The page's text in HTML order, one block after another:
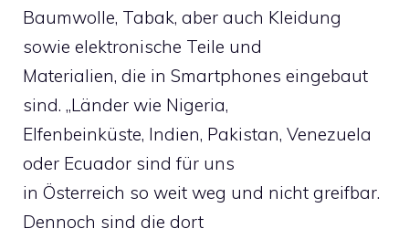
Baumwolle, Tabak, aber auch Kleidung
sowie elektronische Teile und
Materialien, die in Smartphones eingebaut
sind. „Länder wie Nigeria,
Elfenbeinküste, Indien, Pakistan, Venezuela
oder Ecuador sind für uns
in Österreich so weit weg und nicht greifbar.
Dennoch sind die dort